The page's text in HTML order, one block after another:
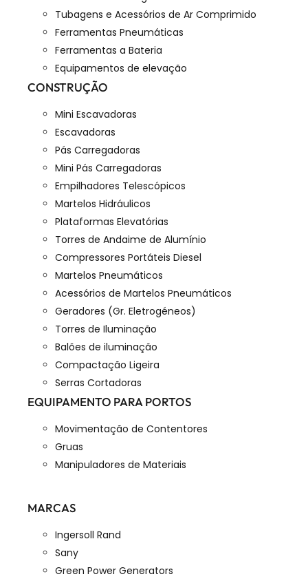
Tubagens e Acessórios de Ar Comprimido
Ferramentas Pneumáticas
Ferramentas a Bateria
Equipamentos de elevação
CONSTRUÇÃO
Mini Escavadoras
Escavadoras
Pás Carregadoras
Mini Pás Carregadoras
Empilhadores Telescópicos
Martelos Hidráulicos
Plataformas Elevatórias
Torres de Andaime de Alumínio
Compressores Portáteis Diesel
Martelos Pneumáticos
Acessórios de Martelos Pneumáticos
Geradores (Gr. Eletrogéneos)
Torres de Iluminação
Balões de iluminação
Compactação Ligeira
Serras Cortadoras
EQUIPAMENTO PARA PORTOS
Movimentação de Contentores
Gruas
Manipuladores de Materiais
MARCAS
Ingersoll Rand
Sany
Green Power Generators